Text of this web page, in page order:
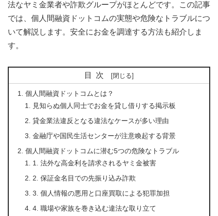
法なヤミ金業者や詐欺グループがほとんどです。この記事
では、個人間融資ドットコムの実態や危険なトラブルにつ
いて解説します。安全にお金を調達する方法も紹介しま
す。
目次
個人間融資ドットコムとは？
見知らぬ個人同士でお金を貸し借りする掲示板
貸金業法違反となる違法なケースが多い理由
金融庁や国民生活センターが注意喚起する背景
個人間融資ドットコムに潜む5つの危険なトラブル
1. 法外な高金利を請求されるヤミ金被害
2. 保証金名目での先振り込み詐欺
3. 個人情報の悪用と口座買取による犯罪加担
4. 職場や家族を巻き込む違法な取り立て